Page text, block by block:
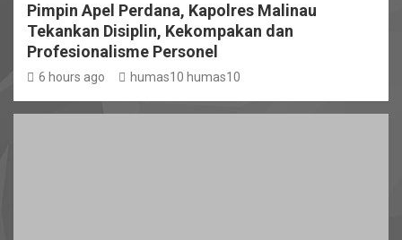
Pimpin Apel Perdana, Kapolres Malinau
Tekankan Disiplin, Kekompakan dan
Profesionalisme Personel
6 hours ago humas10 humas10